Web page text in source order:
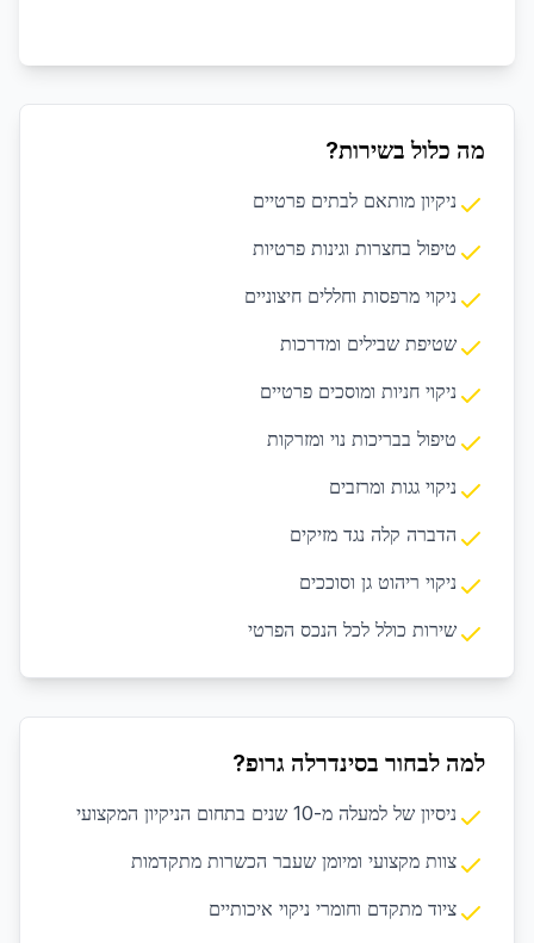
מה כלול בשירות?
ניקיון מותאם לבתים פרטיים
טיפול בחצרות וגינות פרטיות
ניקוי מרפסות וחללים חיצוניים
שטיפת שבילים ומדרכות
ניקוי חניות ומוסכים פרטיים
טיפול בבריכות נוי ומזרקות
ניקוי גגות ומרזבים
הדברה קלה נגד מזיקים
ניקוי ריהוט גן וסוככים
שירות כולל לכל הנכס הפרטי
למה לבחור בסינדרלה גרופ?
ניסיון של למעלה מ-10 שנים בתחום הניקיון המקצועי
צוות מקצועי ומיומן שעבר הכשרות מתקדמות
ציוד מתקדם וחומרי ניקוי איכותיים